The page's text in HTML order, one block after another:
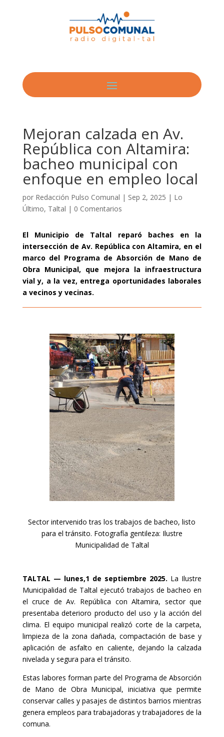
Mejoran calzada en Av.
República con Altamira:
bacheo municipal con
enfoque en empleo local
por Redacción Pulso Comunal | Sep 2, 2025 | Lo
Último, Taltal | 0 Comentarios
El Municipio de Taltal reparó baches en la
intersección de Av. República con Altamira, en el
marco del Programa de Absorción de Mano de
Obra Municipal, que mejora la infraestructura
vial y, a la vez, entrega oportunidades laborales
a vecinos y vecinas.
Sector intervenido tras los trabajos de bacheo, listo
para el tránsito. Fotografía gentileza: Ilustre
Municipalidad de Taltal
TALTAL — lunes,1 de septiembre 2025. La Ilustre
Municipalidad de Taltal ejecutó trabajos de bacheo en
el cruce de Av. República con Altamira, sector que
presentaba deterioro producto del uso y la acción del
clima. El equipo municipal realizó corte de la carpeta,
limpieza de la zona dañada, compactación de base y
aplicación de asfalto en caliente, dejando la calzada
nivelada y segura para el tránsito.
Estas labores forman parte del Programa de Absorción
de Mano de Obra Municipal, iniciativa que permite
conservar calles y pasajes de distintos barrios mientras
genera empleos para trabajadoras y trabajadores de la
comuna.